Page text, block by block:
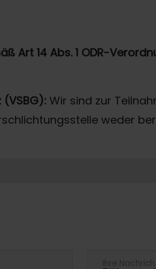
Art 14 Abs. 1 ODR-
Wir sind zur
weder
Ihre